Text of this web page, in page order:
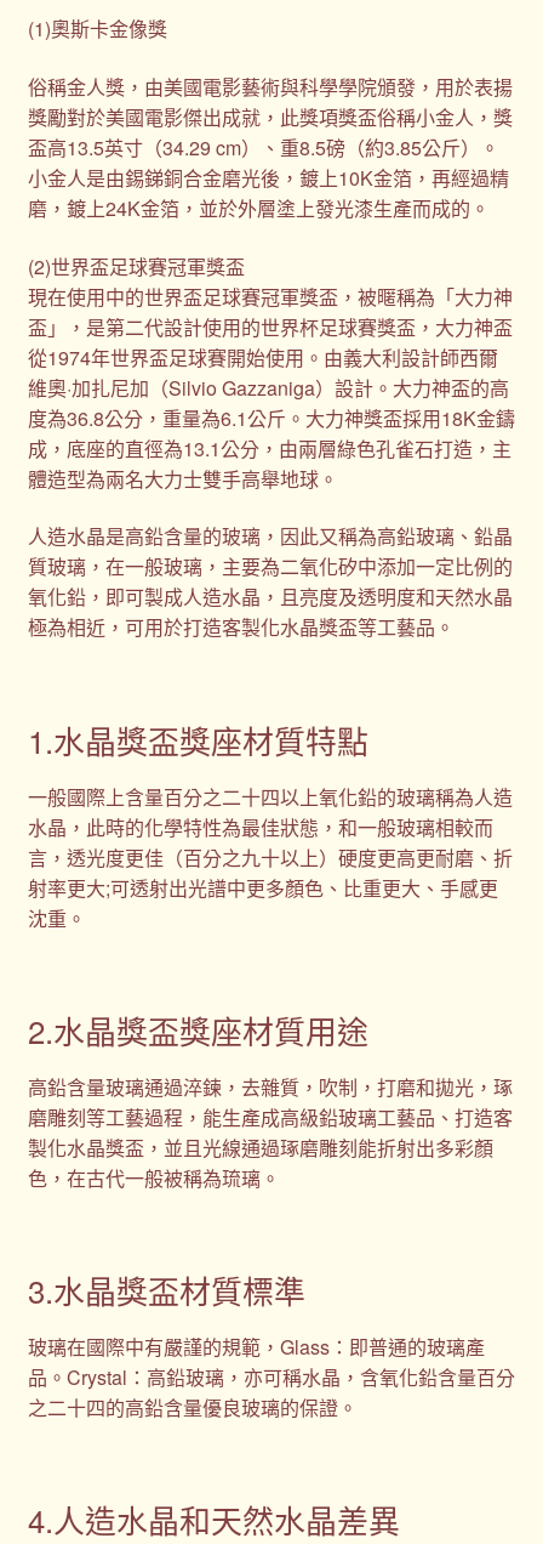
(1)奧斯卡金像獎
俗稱金人獎，由美國電影藝術與科學學院頒發，用於表揚
獎勵對於美國電影傑出成就，此獎項獎盃俗稱小金人，獎
盃高13.5英寸（34.29 cm）、重8.5磅（約3.85公斤）。
小金人是由錫銻銅合金磨光後，鍍上10K金箔，再經過精
磨，鍍上24K金箔，並於外層塗上發光漆生產而成的。
(2)世界盃足球賽冠軍獎盃
現在使用中的世界盃足球賽冠軍獎盃，被暱稱為「大力神
盃」，是第二代設計使用的世界杯足球賽獎盃，大力神盃
從1974年世界盃足球賽開始使用。由義大利設計師西爾
維奧·加扎尼加（Silvio Gazzaniga）設計。大力神盃的高
度為36.8公分，重量為6.1公斤。大力神獎盃採用18K金鑄
成，底座的直徑為13.1公分，由兩層綠色孔雀石打造，主
體造型為兩名大力士雙手高舉地球。
人造水晶是高鉛含量的玻璃，因此又稱為高鉛玻璃、鉛晶
質玻璃，在一般玻璃，主要為二氧化矽中添加一定比例的
氧化鉛，即可製成人造水晶，且亮度及透明度和天然水晶
極為相近，可用於打造客製化水晶獎盃等工藝品。
1.水晶獎盃獎座材質特點
一般國際上含量百分之二十四以上氧化鉛的玻璃稱為人造
水晶，此時的化學特性為最佳狀態，和一般玻璃相較而
言，透光度更佳（百分之九十以上）硬度更高更耐磨、折
射率更大;可透射出光譜中更多顏色、比重更大、手感更
沈重。
2.水晶獎盃獎座材質用途
高鉛含量玻璃通過淬鍊，去雜質，吹制，打磨和拋光，琢
磨雕刻等工藝過程，能生產成高級鉛玻璃工藝品、打造客
製化水晶獎盃，並且光線通過琢磨雕刻能折射出多彩顏
色，在古代一般被稱為琉璃。
3.水晶獎盃材質標準
玻璃在國際中有嚴謹的規範，Glass：即普通的玻璃產
品。Crystal：高鉛玻璃，亦可稱水晶，含氧化鉛含量百分
之二十四的高鉛含量優良玻璃的保證。
4.人造水晶和天然水晶差異